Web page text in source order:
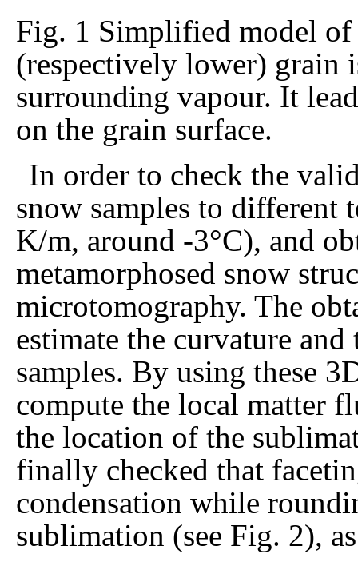
Fig. 1 Simplified model of
(respectively lower) grain
surrounding vapour. It
on the grain surface.
In order to check the
snow samples to different
K/m, around -3°C), and
metamorphosed snow
microtomography. The
estimate the curvature
samples. By using these
compute the local matter
the location of the
finally checked that
condensation while
sublimation (see Fig. 2),